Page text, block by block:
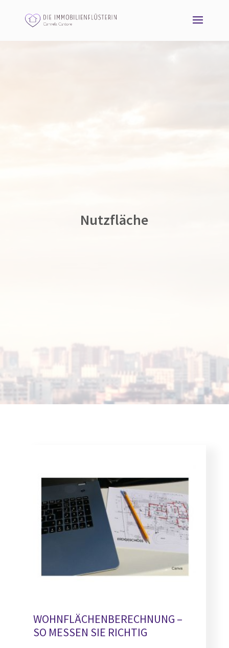
Nutzfläche
WOHNFLÄCHENBERECHNUNG –
SO MESSEN SIE RICHTIG